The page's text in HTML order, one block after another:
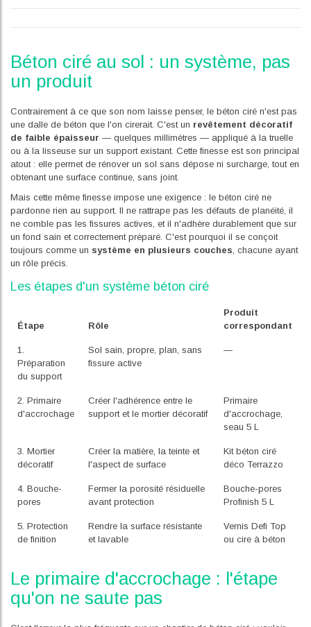
Béton ciré au sol : un système, pas
un produit
Contrairement à ce que son nom laisse penser, le béton ciré n'est pas
une dalle de béton que l'on cirerait. C'est un revêtement décoratif
de faible épaisseur — quelques millimètres — appliqué à la truelle
ou à la lisseuse sur un support existant. Cette finesse est son principal
atout : elle permet de rénover un sol sans dépose ni surcharge, tout en
obtenant une surface continue, sans joint.
Mais cette même finesse impose une exigence : le béton ciré ne
pardonne rien au support. Il ne rattrape pas les défauts de planéité, il
ne comble pas les fissures actives, et il n'adhère durablement que sur
un fond sain et correctement préparé. C'est pourquoi il se conçoit
toujours comme un système en plusieurs couches, chacune ayant
un rôle précis.
Les étapes d'un système béton ciré
Étape Rôle
Produit
correspondant
1.
Préparation
du support
Sol sain, propre, plan, sans
fissure active
—
2. Primaire
d'accrochage
Créer l'adhérence entre le
support et le mortier décoratif
Primaire
d'accrochage,
seau 5 L
3. Mortier
décoratif
Créer la matière, la teinte et
l'aspect de surface
Kit béton ciré
déco Terrazzo
4. Bouche-
pores
Fermer la porosité résiduelle
avant protection
Bouche-pores
Profinish 5 L
5. Protection
de finition
Rendre la surface résistante
et lavable
Vernis Defi Top
ou cire à béton
Le primaire d'accrochage : l'étape
qu'on ne saute pas